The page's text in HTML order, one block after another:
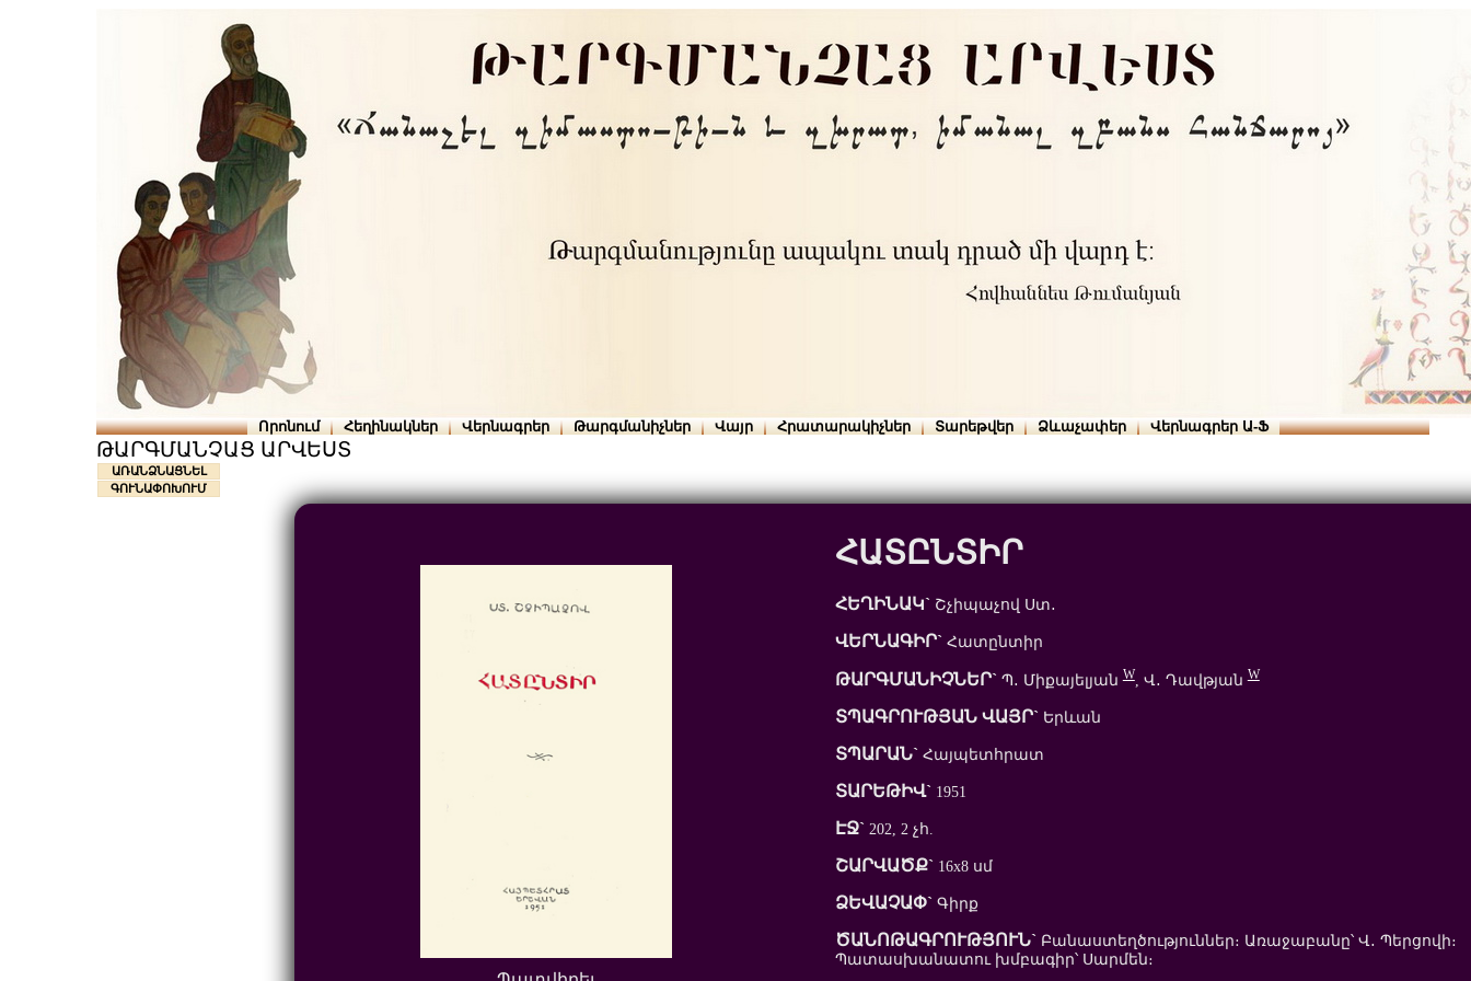
Որոնում Հեղինակներ Վերնագրեր Թարգմանիչներ Վայր Հրատարակիչներ Տարեթվեր Ձևաչափեր Վերնագրեր Ա-Ֆ
ԹԱՐԳՄԱՆՉԱՑ ԱՐՎԵՍՏ
ԱՌԱՆՁՆԱՑՆԵԼ
ԳՈՒՆԱՓՈԽՈՒՄ
ՀԱՏԸՆՏԻՐ
ՀԵՂԻՆԱԿ` Շչիպաչով Ստ․
ՎԵՐՆԱԳԻՐ` Հատընտիր
ԹԱՐԳՄԱՆԻՉՆԵՐ` Պ․ ՄիքայելյանW, Վ․ ԴավթյանW
ՏՊԱԳՐՈՒԹՅԱՆ ՎԱՅՐ` Երևան
ՏՊԱՐԱՆ` Հայպետհրատ
ՏԱՐԵԹԻՎ` 1951
ԷՋ` 202, 2 չհ.
ՇԱՐՎԱԾՔ` 16x8 սմ
ՁԵՎԱՉԱՓ` Գիրք
ԾԱՆՈԹԱԳՐՈՒԹՅՈՒՆ` Բանաստեղծություններ։ Առաջաբանը՝ Վ․ Պերցովի։
Պատասխանատու խմբագիր՝ Սարմեն։